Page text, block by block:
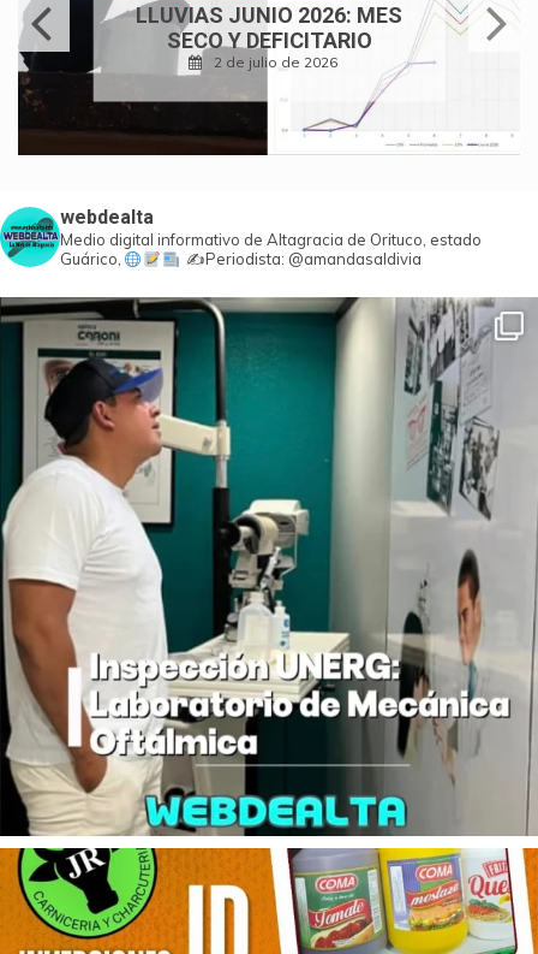
LLUVIAS JUNIO 2026: MES
SECO Y DEFICITARIO
2 de julio de 2026
webdealta
Medio digital informativo de Altagracia de Orituco, estado
Guárico,
✍️Periodista: @amandasaldivia